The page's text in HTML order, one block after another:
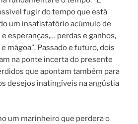
fugir do tempo que está
um insatisfatório acúmulo de
esperanças,… perdas e ganhos,
mágoa”. Passado e futuro, dois
na ponte incerta do presente
que apontam também para
desejos inatingíveis na angústia
um marinheiro que perdera o